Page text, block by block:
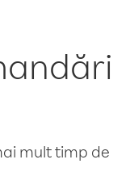
mult timp